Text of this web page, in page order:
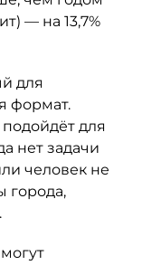
— на 13,7%
для
формат.
для
нет задачи
человек не
города,